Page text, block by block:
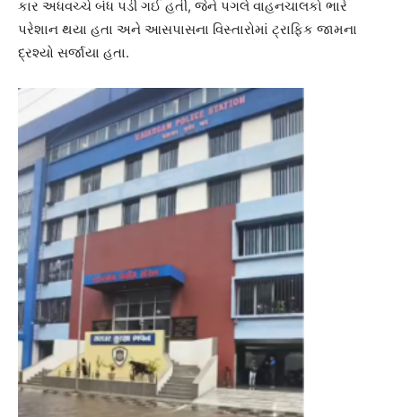
કાર અધવચ્ચે બંધ પડી ગઈ હતી, જેને પગલે વાહનચાલકો ભારે
પરેશાન થયા હતા અને આસપાસના વિસ્તારોમાં ટ્રાફિક જામના
દ્રશ્યો સર્જાયા હતા.